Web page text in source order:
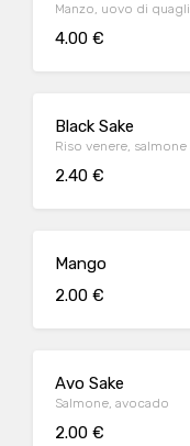
Manzo, uovo di
4.00 €
Black Sake
Riso venere,
2.40 €
Mango
2.00 €
Avo Sake
Salmone, avocado
2.00 €